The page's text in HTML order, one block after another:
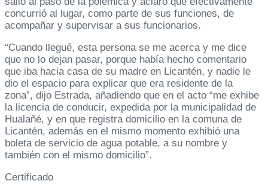
concurrió al lugar, como parte de sus funciones, de
acompañar y supervisar a sus funcionarios.
“Cuando llegué, esta persona se me acerca y me dice
que no lo dejan pasar, porque había hecho comentario
que iba hacia casa de su madre en Licantén, y nadie le
dio el espacio para explicar que era residente de la
zona”, dijo Estrada, añadiendo que en el acto “me exhibe
la licencia de conducir, expedida por la municipalidad de
Hualañé, y en que registra domicilio en la comuna de
Licantén, además en el mismo momento exhibió una
boleta de servicio de agua potable, a su nombre y
también con el mismo domicilio”.
Certificado